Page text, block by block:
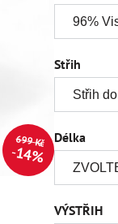
699 Kč
14%
Střih
Délka
VÝSTŘIH